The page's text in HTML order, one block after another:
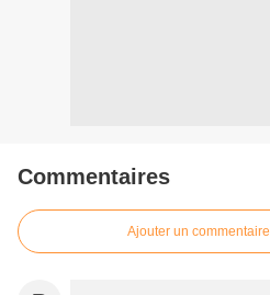
Commentaires
Ajouter un commentaire